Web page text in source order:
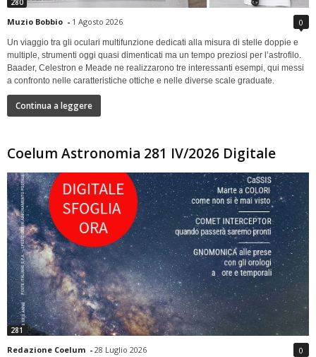
280
Muzio Bobbio - 1 Agosto 2026 0
Un viaggio tra gli oculari multifunzione dedicati alla misura di stelle doppie e
multiple, strumenti oggi quasi dimenticati ma un tempo preziosi per l’astrofilo.
Baader, Celestron e Meade ne realizzarono tre interessanti esempi, qui messi
a confronto nelle caratteristiche ottiche e nelle diverse scale graduate.
Continua a leggere
Coelum Astronomia 281 IV/2026 Digitale
281
Redazione Coelum - 28 Luglio 2026 0